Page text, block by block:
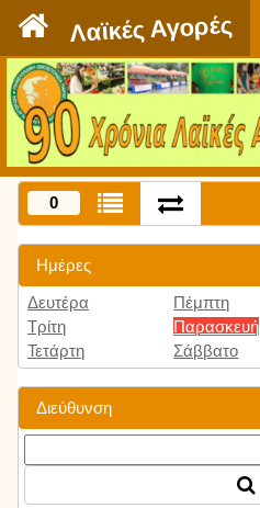
Λαϊκές Αγορές
0
Ημέρες
Δευτέρα
Τρίτη
Τετάρτη
Πέμπτη
Παρασκευή
Σάββατο
Διεύθυνση